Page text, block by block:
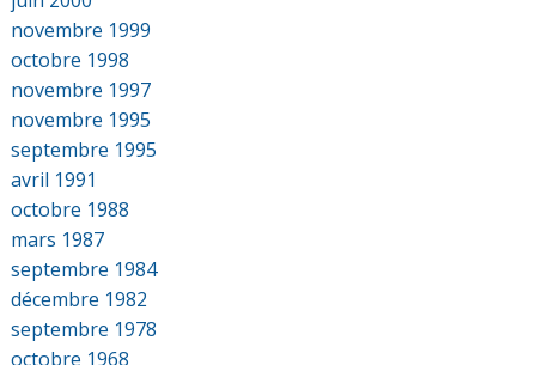
novembre 1999
octobre 1998
novembre 1997
novembre 1995
septembre 1995
avril 1991
octobre 1988
mars 1987
septembre 1984
décembre 1982
septembre 1978
octobre 1968